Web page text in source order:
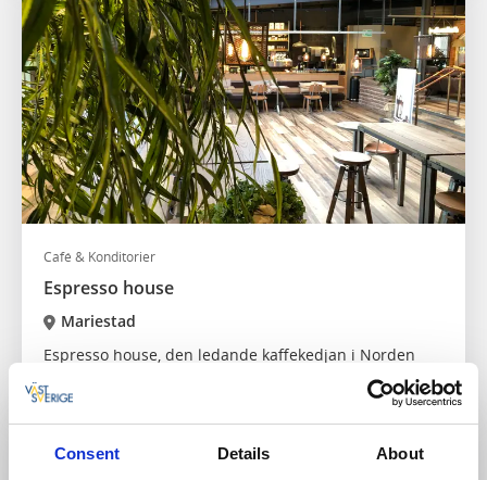
Consent Details About
Café & Konditorier
Espresso house
Mariestad
Espresso house, den ledande kaffekedjan i Norden